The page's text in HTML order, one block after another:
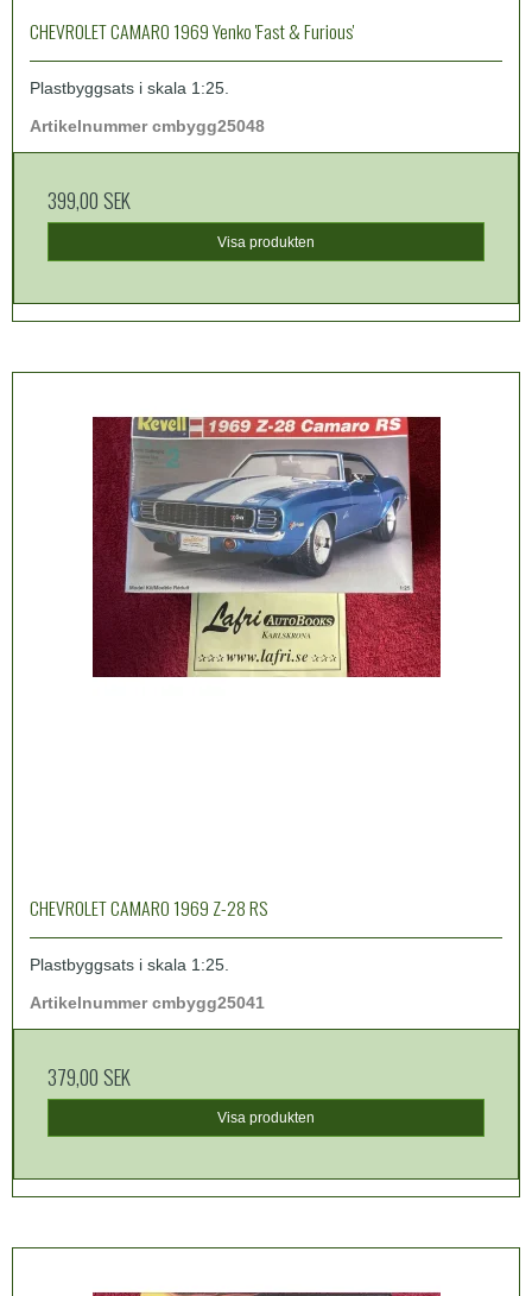
CHEVROLET CAMARO 1969 Yenko 'Fast & Furious'
Plastbyggsats i skala 1:25.
Artikelnummercmbygg25048
399,00 SEK
Visa produkten
CHEVROLET CAMARO 1969 Z-28 RS
Plastbyggsats i skala 1:25.
Artikelnummer cmbygg25041
379,00 SEK
Visa produkten